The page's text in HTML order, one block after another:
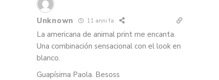
Unknown 11 anni fa
La americana de animal print me encanta.
Una combinación sensacional con el look en
blanco.
Guapísima Paola. Besoss